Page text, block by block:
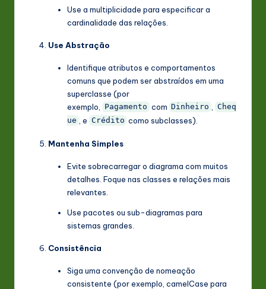
Use a multiplicidade para especificar a
cardinalidade das relações.
Use Abstração
Identifique atributos e comportamentos
comuns que podem ser abstraídos em uma
superclasse (por
exemplo,
Pagamento com Dinheiro
Cheq
ue
, e Crédito como subclasses).
Mantenha Simples
Evite sobrecarregar o diagrama com muitos
detalhes. Foque nas classes e relações mais
relevantes.
Use pacotes ou sub-diagramas para
sistemas grandes.
Consistência
Siga uma convenção de nomeação
consistente (por exemplo, camelCase para